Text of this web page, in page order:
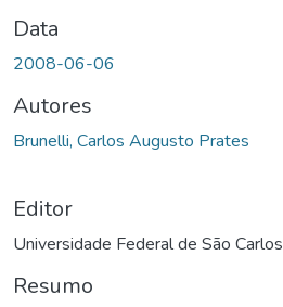
Data
2008-06-06
Autores
Brunelli, Carlos Augusto Prates
Editor
Universidade Federal de São Carlos
Resumo